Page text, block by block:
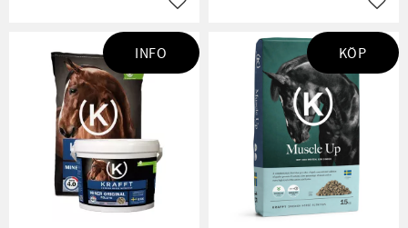
Lägg till i favoriter
INFO KÖP